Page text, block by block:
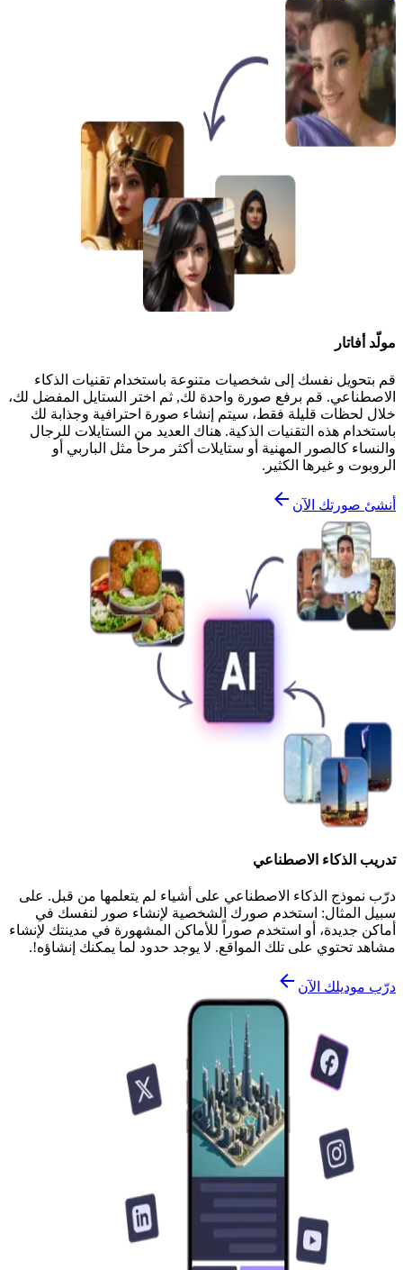
مولّد أفاتار
قم بتحويل نفسك إلى شخصيات متنوعة باستخدام تقنيات الذكاء
الاصطناعي. قم برفع صورة واحدة لك, ثم اختر الستايل المفضل لك،
خلال لحظات قليلة فقط، سيتم إنشاء صورة احترافية وجذابة لك
باستخدام هذه التقنيات الذكية. هناك العديد من الستايلات للرجال
والنساء كالصور المهنية أو ستايلات أكثر مرحاً مثل الباربي أو
الروبوت و غيرها الكثير.
أنشئ صورتك الآن
تدريب الذكاء الاصطناعي
درّب نموذج الذكاء الاصطناعي على أشياء لم يتعلمها من قبل. على
سبيل المثال: استخدم صورك الشخصية لإنشاء صور لنفسك في
أماكن جديدة، أو استخدم صوراً للأماكن المشهورة في مدينتك لإنشاء
مشاهد تحتوي على تلك المواقع. لا يوجد حدود لما يمكنك إنشاؤه!.
درّب موديلك الآن